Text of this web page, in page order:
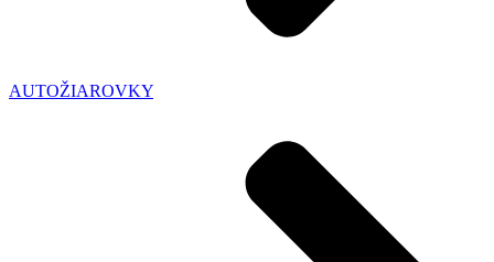
AUTOŽIAROVKY